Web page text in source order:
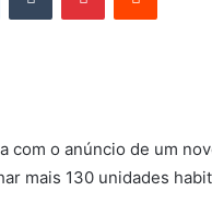
com o anúncio de um
mais 130 unidades